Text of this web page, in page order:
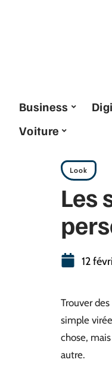
Business
Voiture
Look
Les
12
Trouver
simple
chose,
autre.